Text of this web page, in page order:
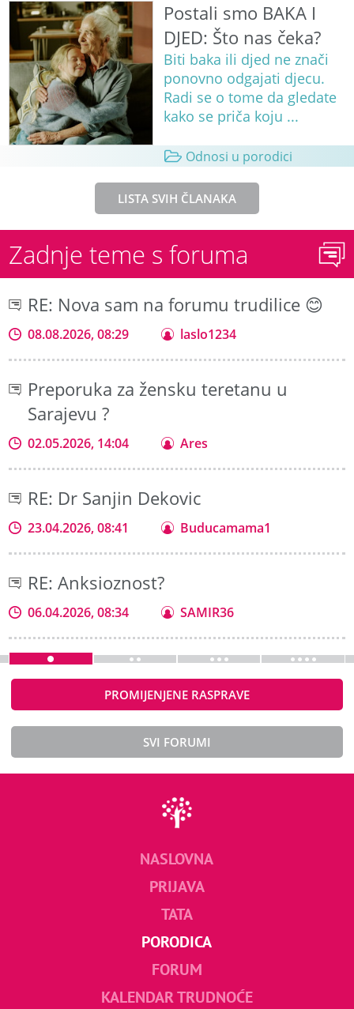
Postali smo BAKA I
DJED: Što nas čeka?
Biti baka ili djed ne znači
ponovno odgajati djecu.
Radi se o tome da gledate
kako se priča koju ...
Odnosi u porodici
LISTA SVIH ČLANAKA
Zadnje teme s foruma
RE: Nova sam na forumu trudilice 😊
08.08.2026, 08:29 laslo1234
Preporuka za žensku teretanu u
Sarajevu ?
02.05.2026, 14:04 Ares
RE: Dr Sanjin Dekovic
23.04.2026, 08:41 Buducamama1
RE: Anksioznost?
06.04.2026, 08:34 SAMIR36
PROMIJENJENE RASPRAVE
SVI FORUMI
NASLOVNA
PRIJAVA
TATA
PORODICA
FORUM
KALENDAR TRUDNOĆE